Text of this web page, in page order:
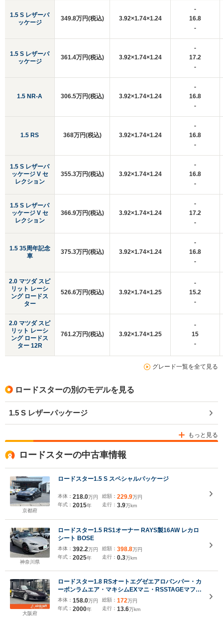
1.5 S レザーパ
ッケージ
1.5 S レザーパ
ッケージ
1.5 NR-A
1.5 RS
1.5 S レザーパ
ッケージ V セ
レクション
1.5 S レザーパ
ッケージ V セ
レクション
1.5 35周年記念
車
2.0 マツダ スピ
リット レーシ
ング ロードス
ター
2.0 マツダ スピ
リット レーシ
ング ロードス
ター 12R
349.8万円(税込) 3.92×1.74×1.24
-
16.8
-
361.4万円(税込) 3.92×1.74×1.24
-
17.2
-
306.5万円(税込) 3.92×1.74×1.24
-
16.8
-
368万円(税込) 3.92×1.74×1.24
-
16.8
-
355.3万円(税込) 3.92×1.74×1.24
-
16.8
-
366.9万円(税込) 3.92×1.74×1.24
-
17.2
-
375.3万円(税込) 3.92×1.74×1.24
-
16.8
-
526.6万円(税込) 3.92×1.74×1.25
-
15.2
-
761.2万円(税込) 3.92×1.74×1.25
-
15
-
グレード一覧を全て見る
ロードスターの別のモデルを見る
1.5 S レザーパッケージ
もっと見る
ロードスターの中古車情報
京都府
ロードスター1.5 S スペシャルパッケージ
本体： 218.0万円
年式： 2015年
総額： 229.9万円
走行： 3.9万km
神奈川県
ロードスター1.5 RS1オーナー RAYS製16AW レカロ
シート BOSE
本体： 392.2万円
年式： 2025年
総額： 398.8万円
走行： 0.3万km
大阪府
ロードスター1.8 RSオートエグゼエアロバンパー・カ
ーボンラムエア・マキシムEXマニ・RSSTAGEマフラ
ー・オーリンズ車高調・BRIDEバケット・ロールバ
ー・RAYS TE37CUP15AW・ラジエター・Tベルト
本体： 158.0万円
年式： 2000年
総額： 172万円
走行： 13.6万km